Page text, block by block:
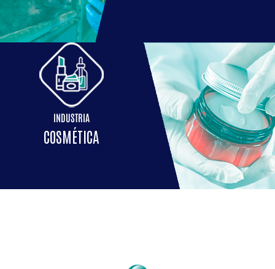
INDUSTRIA
COSMÉTICA